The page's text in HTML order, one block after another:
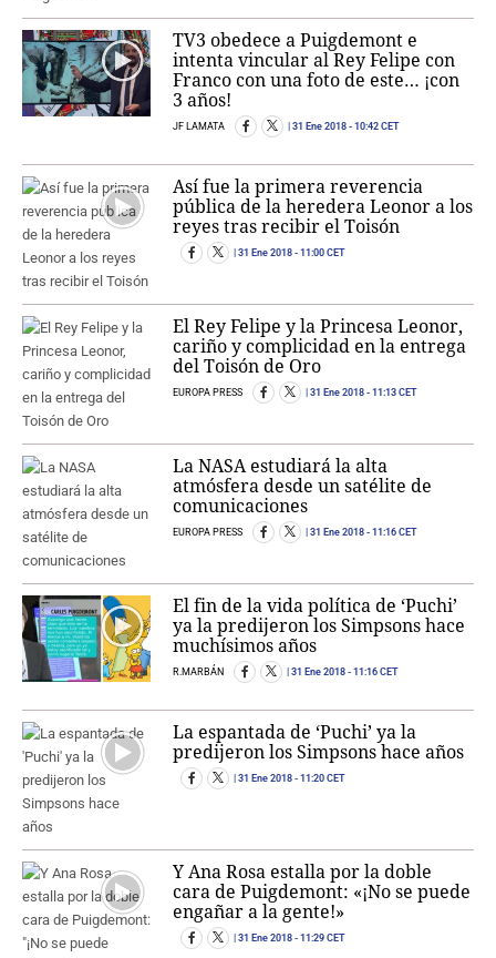
TV3 obedece a Puigdemont e
intenta vincular al Rey Felipe con
Franco con una foto de este… ¡con
3 años!
JF LAMATA 31 Ene 2018 - 10:42 CET
Así fue la primera reverencia
pública de la heredera Leonor a los
reyes tras recibir el Toisón
31 Ene 2018 - 11:00 CET
El Rey Felipe y la Princesa Leonor,
cariño y complicidad en la entrega
del Toisón de Oro
EUROPA PRESS 31 Ene 2018 - 11:13 CET
La NASA estudiará la alta
atmósfera desde un satélite de
comunicaciones
EUROPA PRESS 31 Ene 2018 - 11:16 CET
El fin de la vida política de ‘Puchi’
ya la predijeron los Simpsons hace
muchísimos años
R.MARBÁN 31 Ene 2018 - 11:16 CET
La espantada de ‘Puchi’ ya la
predijeron los Simpsons hace años
31 Ene 2018 - 11:20 CET
Y Ana Rosa estalla por la doble
cara de Puigdemont: «¡No se puede
engañar a la gente!»
31 Ene 2018 - 11:29 CET